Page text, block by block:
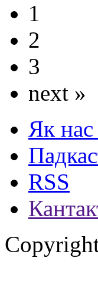
1
2
3
next »
Як нас
RSS